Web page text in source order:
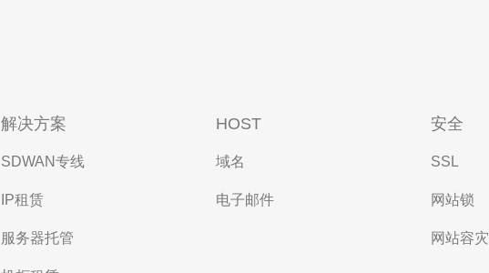
解决方案
SDWAN专线
IP租赁
服务器托管
HOST
域名
电子邮件
安全
SSL
网站锁
网站容灾